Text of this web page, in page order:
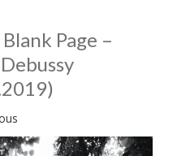
Page –